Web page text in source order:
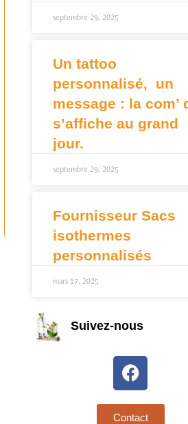
septembre 29, 2025
Un tattoo
personnalisé, un
message : la com’
s’affiche au grand
jour.
septembre 29, 2025
Fournisseur Sacs
isothermes
personnalisés
mars 17, 2025
Suivez-nous
Contact